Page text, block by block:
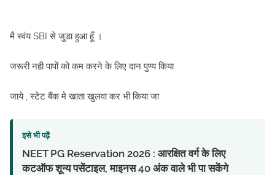
मै स्वंय SBI से जुडा हुआ हूँ ।
जरूरी नही पापों को कम करने के लिए दान पुण्य किया
जाये , स्टेट बैंक मे खाता खुलवा कर भी किया जा
इसे भी पढ़ें
NEET PG Reservation 2026 : आरक्षित वर्ग के लिए
कटऑफ शून्य पसेंटाइल, माइनस 40 अंक वाले भी पा सकेंगे